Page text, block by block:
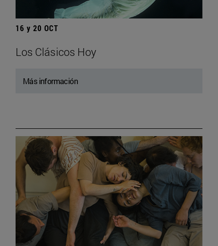
16 y 20 OCT
Los Clásicos Hoy
Más información